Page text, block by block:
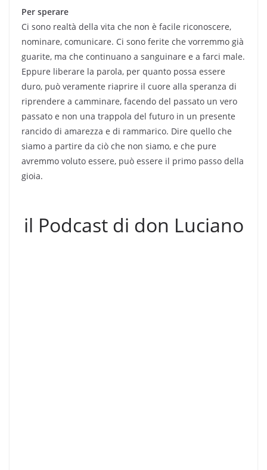
Per sperare
Ci sono realtà della vita che non è facile riconoscere,
nominare, comunicare. Ci sono ferite che vorremmo già
guarite, ma che continuano a sanguinare e a farci male.
Eppure liberare la parola, per quanto possa essere
duro, può veramente riaprire il cuore alla speranza di
riprendere a camminare, facendo del passato un vero
passato e non una trappola del futuro in un presente
rancido di amarezza e di rammarico. Dire quello che
siamo a partire da ciò che non siamo, e che pure
avremmo voluto essere, può essere il primo passo della
gioia.
il Podcast di don Luciano